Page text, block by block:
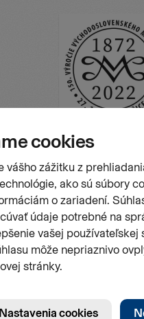
Pečiatka
múzea v Košiciach
Číslo emisie
PPP 65/2
Dátum vydania
27.10.2022